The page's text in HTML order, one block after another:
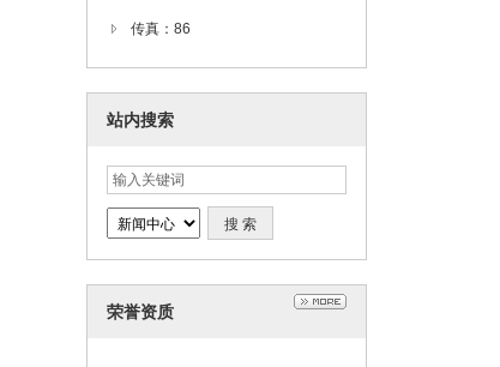
传真：86
站内搜索
荣誉资质